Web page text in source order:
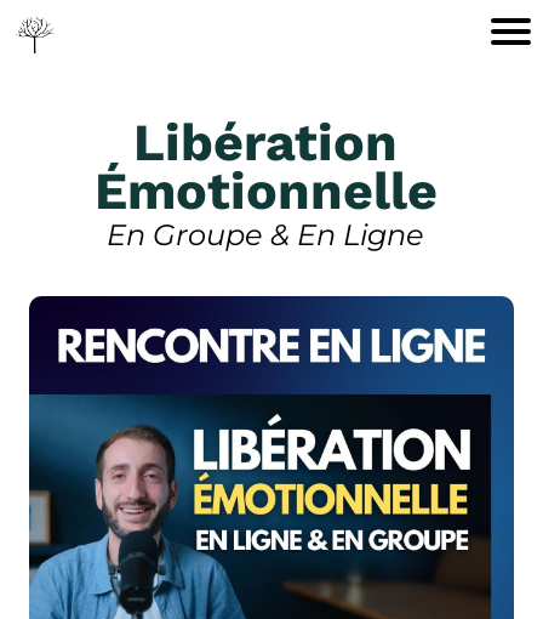
Libération
Émotionnelle
En Groupe & En Ligne